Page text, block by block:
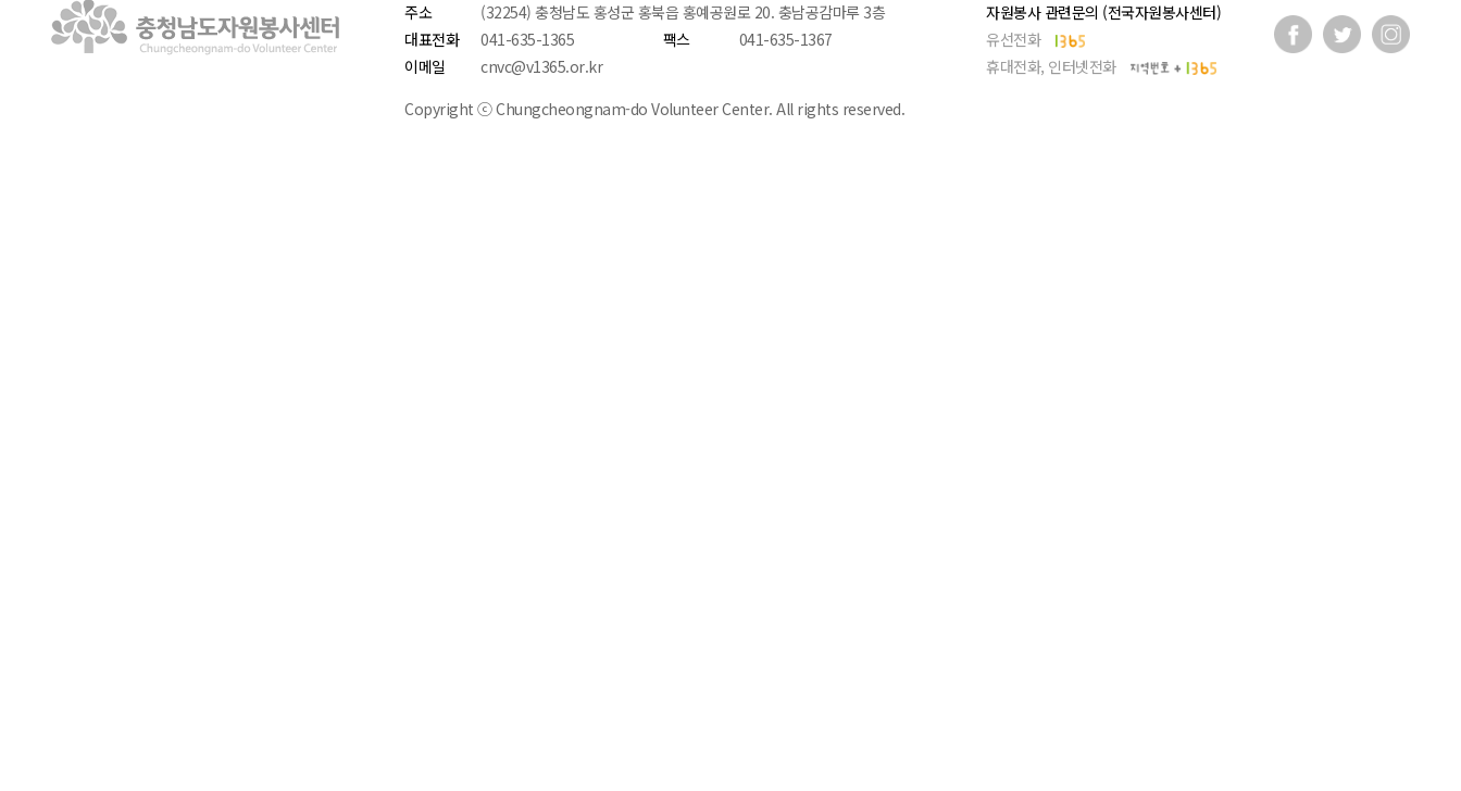
주소
(32254) 충청남도 홍성군 홍북읍 홍예공원로 20. 충남공감마루 3층
대표전화
041-635-1365 팩스
041-635-1367
이메일
cnvc@v1365.or.kr
자원봉사 관련문의 (전국자원봉사센터)
유선전화
휴대전화, 인터넷전화
Copyright ⓒ Chungcheongnam-do Volunteer Center. All rights reserved.